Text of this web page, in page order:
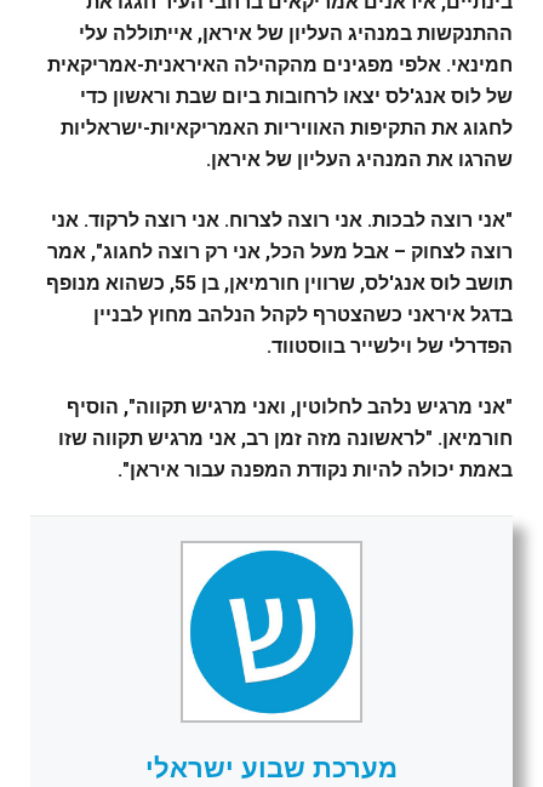
ההתנקשות במנהיג העליון של איראן, אייתוללה עלי
חמינאי. אלפי מפגינים מהקהילה האיראנית-אמריקאית
של לוס אנג'לס יצאו לרחובות ביום שבת וראשון כדי
לחגוג את התקיפות האוויריות האמריקאיות-ישראליות
שהרגו את המנהיג העליון של איראן.
"אני רוצה לבכות. אני רוצה לצרוח. אני רוצה לרקוד. אני
רוצה לצחוק – אבל מעל הכל, אני רק רוצה לחגוג", אמר
תושב לוס אנג'לס, שרווין חורמיאן, בן 55, כשהוא מנופף
בדגל איראני כשהצטרף לקהל הנלהב מחוץ לבניין
הפדרלי של וילשייר בווסטווד.
"אני מרגיש נלהב לחלוטין, ואני מרגיש תקווה", הוסיף
חורמיאן. "לראשונה מזה זמן רב, אני מרגיש תקווה שזו
באמת יכולה להיות נקודת המפנה עבור איראן".
מערכת שבוע ישראלי